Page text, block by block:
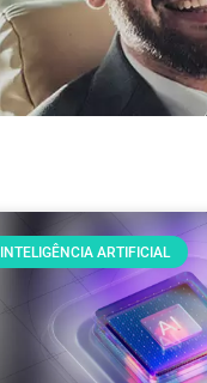
INTELIGÊNCIA ARTIFICIAL